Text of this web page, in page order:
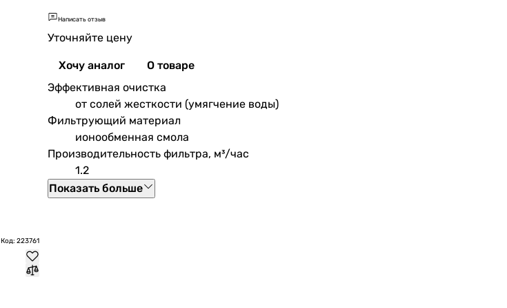
Написать отзыв
Уточняйте цену
Хочу аналог
О товаре
Эффективная очистка
от солей жесткости (умягчение воды)
Фильтрующий материал
ионообменная смола
Производительность фильтра, м³/час
1.2
Показать больше
Код: 223761